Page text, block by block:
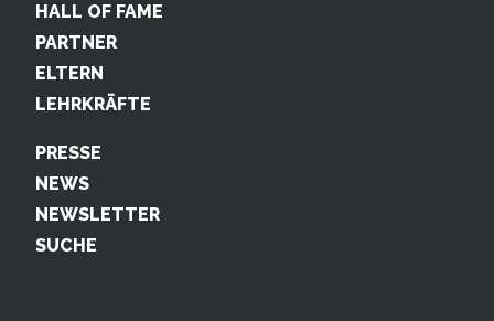
HALL OF FAME
PARTNER
ELTERN
LEHRKRÄFTE
PRESSE
NEWS
NEWSLETTER
SUCHE